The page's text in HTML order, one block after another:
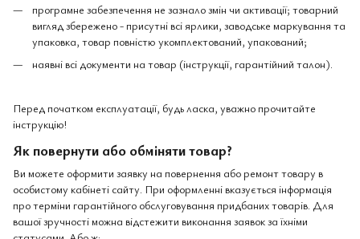
програмне забезпечення не зазнало змін чи активації; товарний
вигляд збережено - присутні всі ярлики, заводське маркування та
упаковка, товар повністю укомплектований, упакований;
наявні всі документи на товар (інструкції, гарантійний талон).
Перед початком експлуатації, будь ласка, уважно прочитайте
інструкцію!
Як повернути або обміняти товар?
Ви можете оформити заявку на повернення або ремонт товару в
особистому кабінеті сайту. При оформленні вказується інформація
про терміни гарантійного обслуговування придбаних товарів. Для
вашої зручності можна відстежити виконання заявок за їхніми